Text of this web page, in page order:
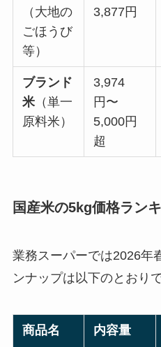
（大地の
ごほうび
等）
3,877円
ブランド
米 （単一
原料米）
3,974
円〜
5,000円
超
国産米の5kg価格ラン
業務スーパーでは2026年
ンナップは以下のとおりで
商品名 内容量